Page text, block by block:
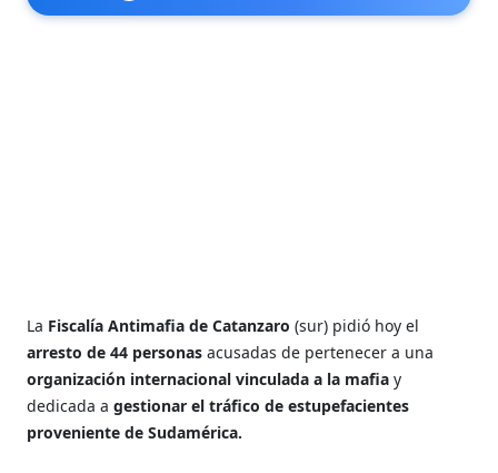
La Fiscalía Antimafia de Catanzaro (sur) pidió hoy el
arresto de 44 personas acusadas de pertenecer a una
organización internacional vinculada a la mafiay
dedicada agestionar el tráfico de estupefacientes
proveniente de Sudamérica.